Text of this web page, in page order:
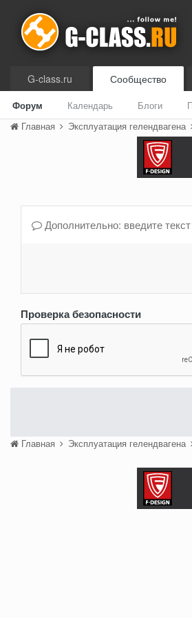
G-class.ru Сообщество
Форум Календарь Блоги
Главная Эксплуатация гелендвагена
Дополнительно: введите
Проверка безопасности
Главная Эксплуатация гелендвагена